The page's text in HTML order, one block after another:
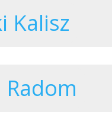
Kalisz
Radom